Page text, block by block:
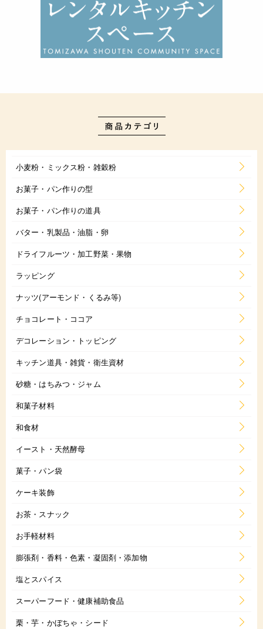
小麦粉・ミックス粉・雑穀粉
お菓子・パン作りの型
お菓子・パン作りの道具
バター・乳製品・油脂・卵
ドライフルーツ・加工野菜・果物
ラッピング
ナッツ(アーモンド・くるみ等)
チョコレート・ココア
デコレーション・トッピング
キッチン道具・雑貨・衛生資材
砂糖・はちみつ・ジャム
和菓子材料
和食材
イースト・天然酵母
菓子・パン袋
ケーキ装飾
お茶・スナック
お手軽材料
膨張剤・香料・色素・凝固剤・添加物
塩とスパイス
スーパーフード・健康補助食品
栗・芋・かぼちゃ・シード